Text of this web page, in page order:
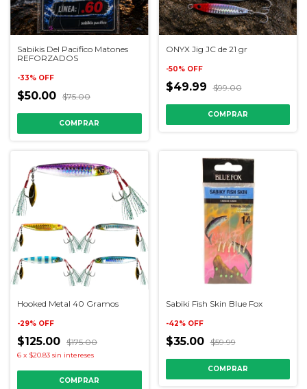
Sabikis Del Pacifico Matones
REFORZADOS
-33% OFF
$50.00 $75.00
ONYX Jig JC de 21 gr
-50% OFF
$49.99 $99.00
COMPRAR
Hooked Metal 40 Gramos
-29% OFF
$125.00 $175.00
6 x $20.83 sin intereses
COMPRAR
Sabiki Fish Skin Blue Fox
-42% OFF
$35.00 $59.99
COMPRAR